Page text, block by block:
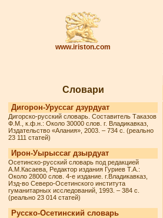
www.iriston.com
Словари
Дигорон-Уруссаг дзурдуат
Дигорско-русский словарь. Составитель Таказов
Ф.М., к.ф.н.: Около 30000 слов. г. Владикавказ,
Издательство «Алания», 2003. – 734 с. (реально
23 111 статей)
Ирон-Уырыссаг дзырдуат
Осетинско-русский словарь под редакцией
А.М.Касаева, Редактор издания Гуриев Т.А.:
Около 28000 слов. 4-е издание. г.Владикавказ,
Изд-во Северо-Осетинского института
гуманитарных исследований, 1993. – 384 с.
(реально 23 014 статей)
Русско-Осетинский словарь